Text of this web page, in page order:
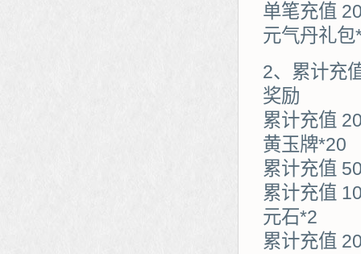
单笔充值
元气丹礼包
2、累计充
奖励
累计充值
黄玉牌*20
累计充值
累计充值
元石*2
累计充值